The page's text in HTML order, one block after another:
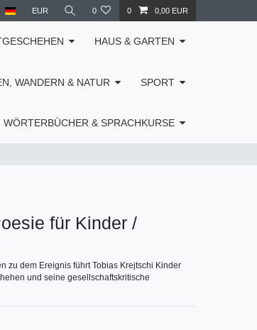
EUR 0 0 0,00 EUR
HAUS & GARTEN
WANDERN & NATUR SPORT
WÖRTERBÜCHER & SPRACHKURSE
für Kinder /
zu dem Ereignis führt Tobias Krejtschi Kinder
und seine gesellschaftskritische